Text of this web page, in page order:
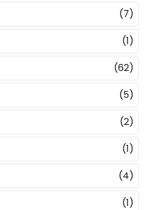
(7)
(1)
(62)
(5)
(2)
(1)
(4)
(1)